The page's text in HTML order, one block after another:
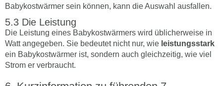
Babykostwärmer sein können, kann die Auswahl ausfallen.
Die Leistung
Die Leistung eines Babykostwärmers wird üblicherweise in
Watt angegeben. Sie bedeutet nicht nur, wie leistungsstark
ein Babykostwärmer ist, sondern auch gleichzeitig, wie viel
Strom er verbraucht.